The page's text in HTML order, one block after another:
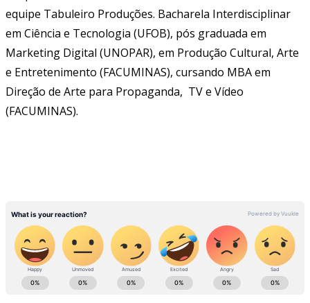
equipe Tabuleiro Produções. Bacharela Interdisciplinar
em Ciência e Tecnologia (UFOB), pós graduada em
Marketing Digital (UNOPAR), em Produção Cultural, Arte
e Entretenimento (FACUMINAS), cursando MBA em
Direção de Arte para Propaganda, TV e Vídeo
(FACUMINAS).